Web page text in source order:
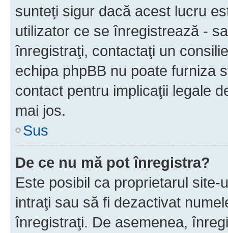
sunteţi sigur dacă acest lucru
utilizator ce se înregistrează -
înregistraţi, contactaţi un
echipa phpBB nu poate furniza
contact pentru implicaţii legale
mai jos.
Sus
De ce nu mă pot înregistra?
Este posibil ca proprietarul
intraţi sau să fi dezactivat
înregistraţi. De asemenea,